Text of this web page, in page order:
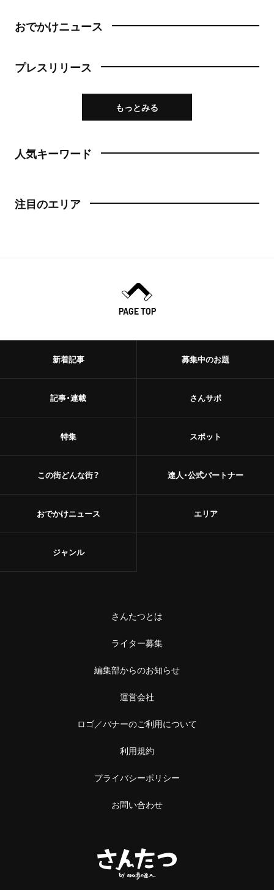
おでかけニュース
プレスリリース
もっとみる
人気キーワード
注目のエリア
PAGE TOP
新着記事
記事・連載
特集
この街どんな街？
おでかけニュース
募集中のお題
さんサポ
スポット
達人・公式パートナー
エリア
ジャンル
さんたつとは
ライター募集
編集部からのお知らせ
運営会社
ロゴ／バナーのご利用について
利用規約
プライバシーポリシー
お問い合わせ